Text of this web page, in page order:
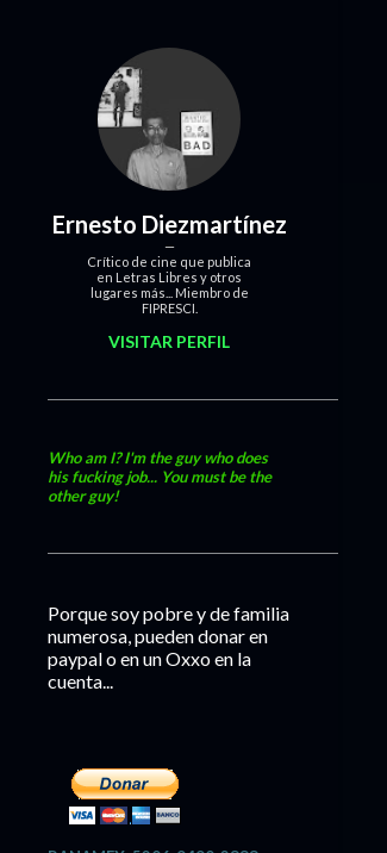
Ernesto Diezmartínez
Crítico de cine que publica
en Letras Libres y otros
lugares más... Miembro de
FIPRESCI.
VISITAR PERFIL
Who am I? I'm the guy who does
his fucking job... You must be the
other guy!
Porque soy pobre y de familia
numerosa, pueden donar en
paypal o en un Oxxo en la
cuenta...